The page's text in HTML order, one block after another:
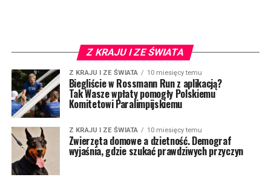
Z KRAJU I ZE ŚWIATA
Z KRAJU I ZE ŚWIATA 10 miesięcy temu
Biegliście w Rossmann Run z aplikacją?
Tak Wasze wpłaty pomogły Polskiemu
Komitetowi Paralimpijskiemu
Z KRAJU I ZE ŚWIATA 10 miesięcy temu
Zwierzęta domowe a dzietność. Demograf
wyjaśnia, gdzie szukać prawdziwych przyczyn